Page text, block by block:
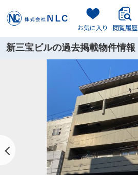
お気に入り 閲覧履歴
新三宝ビルの過去掲載物件情報